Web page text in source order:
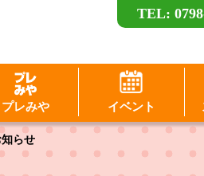
TEL:
プレみや イベント
らせ